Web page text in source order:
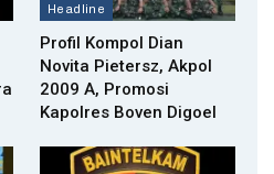
Headline
Profil Kompol Dian
Novita Pietersz, Akpol
2009 A, Promosi
Kapolres Boven Digoel